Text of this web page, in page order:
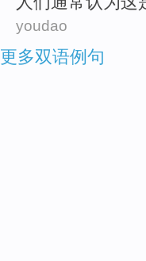
youdao
更多双语例句